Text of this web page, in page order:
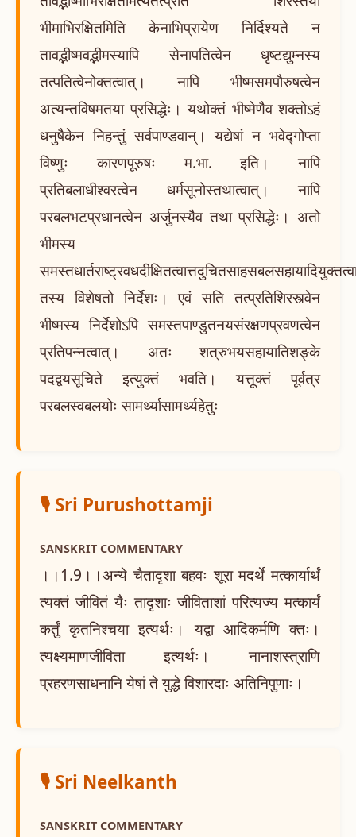
भीमाभिरक्षितमिति केनाभिप्रायेण निर्दिश्यते न
तावद्भीष्मवद्भीमस्यापि सेनापतित्वेन धृष्टद्युम्नस्य
तत्पतित्वेनोक्तत्वात्। नापि भीष्मसमपौरुषत्वेन
अत्यन्तविषमतया प्रसिद्धेः। यथोक्तं भीष्मेणैव शक्तोऽहं
धनुषैकेन निहन्तुं सर्वपाण्डवान्। यद्येषां न भवेद्गोप्ता
विष्णुः कारणपूरुषः म.भा. इति। नापि
प्रतिबलाधीश्वरत्वेन धर्मसूनोस्तथात्वात्। नापि
परबलभटप्रधानत्वेन अर्जुनस्यैव तथा प्रसिद्धेः। अतो
भीमस्य
तस्य विशेषतो निर्देशः। एवं सति तत्प्रतिशिरस्त्वेन
भीष्मस्य निर्देशोऽपि समस्तपाण्डुतनयसंरक्षणप्रवणत्वेन
प्रतिपन्नत्वात्। अतः शत्रुभयसहायातिशङ्के
पदद्वयसूचिते इत्युक्तं भवति। यत्तूक्तं पूर्वत्र
परबलस्वबलयोः सामर्थ्यासामर्थ्यहेतुः
🎙️ Sri Purushottamji
SANSKRIT COMMENTARY
।।1.9।।अन्ये चैतादृशा बहवः शूरा मदर्थे मत्कार्यार्थं
त्यक्तं जीवितं यैः तादृशाः जीविताशां परित्यज्य मत्कार्यं
कर्तुं कृतनिश्चया इत्यर्थः। यद्वा आदिकर्मणि क्तः।
त्यक्ष्यमाणजीविता इत्यर्थः। नानाशस्त्राणि
प्रहरणसाधनानि येषां ते युद्धे विशारदाः अतिनिपुणाः।
🎙️ Sri Neelkanth
SANSKRIT COMMENTARY